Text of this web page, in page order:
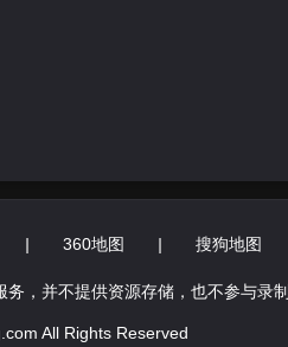
| 360地图 | 搜狗地图
，并不提供资源存储，也不参与录制
All Rights Reserved